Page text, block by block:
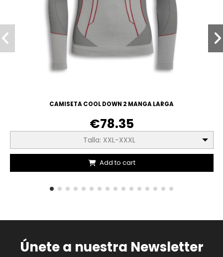
CAMISETA COOL DOWN 2 MANGA LARGA
€78.35
Talla: XXL-XXXL
Add to cart
Únete a nuestra Newsletter